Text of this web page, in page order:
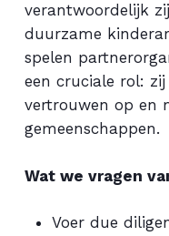
verantwoordelijk
duurzame
spelen
een cruciale rol:
vertrouwen op en
gemeenschappen.
Wat we vragen
Voer due